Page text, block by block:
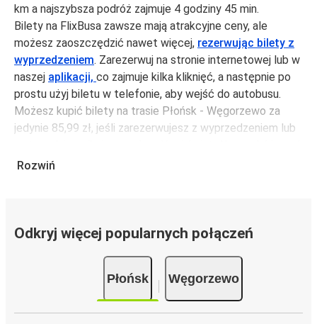
km a najszybsza podróż zajmuje 4 godziny 45 min.
Bilety na FlixBusa zawsze mają atrakcyjne ceny, ale
możesz zaoszczędzić nawet więcej, rezerwując bilety z
wyprzedzeniem. Zarezerwuj na stronie internetowej lub w
naszej aplikacji, co zajmuje kilka kliknięć, a następnie po
prostu użyj biletu w telefonie, aby wejść do autobusu.
Możesz kupić bilety na trasie Płońsk - Węgorzewo za
jedynie 85,99 zł, jeśli zarezerwujesz z wyprzedzeniem lub
szybko, łatwo i zadbać o zmniejszanie śladu węglowego,
Trasa Płońsk - Węgorzewo jest łatwa i wygodna z
Podróż autobusemma mniejszy wpływ na środowisko
niż podróż samochodem czy samolotem. Stale pracujemy
nad tym, by jeszcze bardziej zmniejszać ślad węglowy,
Rozwiń
Odkryj więcej popularnych połączeń
Płońsk Węgorzewo